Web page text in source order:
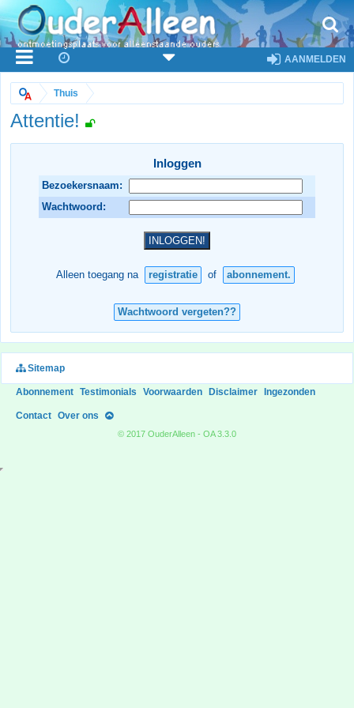
AANMELDEN
Thuis
Attentie!
Inloggen
Bezoekersnaam:
Wachtwoord:
Alleen toegang na registratie of abonnement.
Wachtwoord vergeten??
Sitemap
Abonnement Testimonials Voorwaarden Disclaimer Ingezonden
Contact Over ons
© 2017 OuderAlleen - OA 3.3.0